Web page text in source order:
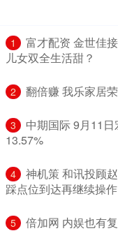
1
富才配资 金世佳
儿女双全生活甜？
2 翻倍赚 我乐家居
3
中期国际 9月11
13.57%
4
神机策 和讯投顾
踩点位到达再继续操作
5 倍加网 内娱也有